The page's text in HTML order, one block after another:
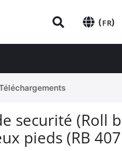
(FR)
securité (Roll
pieds (RB